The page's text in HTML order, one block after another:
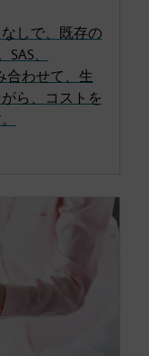
しで、既存の
、
合わせて、生
ら、コストを